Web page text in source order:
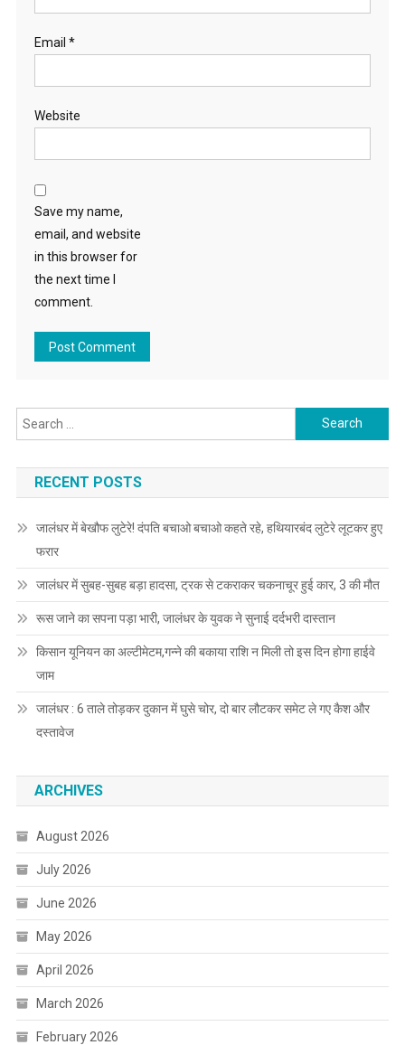
Email *
Website
Save my name,
email, and website
in this browser for
the next time I
comment.
Search for:
RECENT POSTS
जालंधर में बेखौफ लुटेरे! दंपति बचाओ बचाओ कहते रहे, हथियारबंद लुटेरे लूटकर हुए
फरार
जालंधर में सुबह-सुबह बड़ा हादसा, ट्रक से टकराकर चकनाचूर हुई कार, 3 की मौत
रूस जाने का सपना पड़ा भारी, जालंधर के युवक ने सुनाई दर्दभरी दास्तान
किसान यूनियन का अल्टीमेटम,गन्ने की बकाया राशि न मिली तो इस दिन होगा हाईवे
जाम
जालंधर : 6 ताले तोड़कर दुकान में घुसे चोर, दो बार लौटकर समेट ले गए कैश और
दस्तावेज
ARCHIVES
August 2026
July 2026
June 2026
May 2026
April 2026
March 2026
February 2026